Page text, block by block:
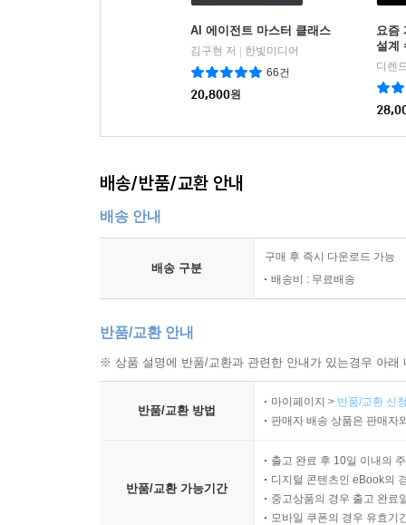
AI 에이전트 마스터 클래스
김구현 저 | 한빛미디어
66건
20,800원
요즘
설계
배송/반품/교환 안내
배송 안내
배송 구분
구매 후 즉시 다운로드 가능
배송비 : 무료배송
반품/교환 안내
※ 상품 설명에 반품/교환과 관련한 안내가 있는경우 아
반품/교환 방법
마이페이지 > 반품/교환 신
판매자 배송 상품은 판매자
반품/교환 가능기간
출고 완료 후 10일 이내의
디지털 콘텐츠인 eBook의
중고상품의 경우 출고 완료
모바일 쿠폰의 경우 유효기